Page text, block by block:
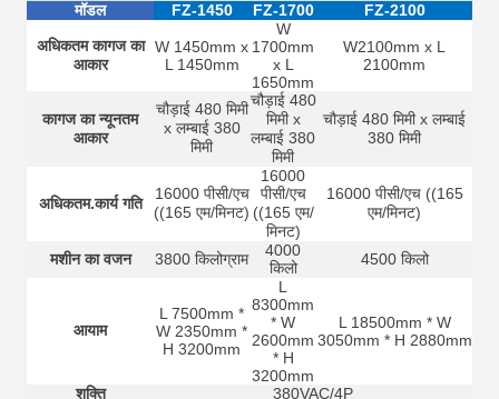
मॉडल FZ-1450 FZ-1700
FZ-2100
अधिकतम कागज का
आकार
W 1450mm x
L 1450mm
W
1700mm
x L
1650mm
W2100mm x L
2100mm
कागज का न्यूनतम
आकार
चौड़ाई 480 मिमी
x लम्बाई 380
मिमी
चौड़ाई 480
मिमी x
लम्बाई 380
मिमी
चौड़ाई 480 मिमी x लम्बाई
380 मिमी
अधिकतम.कार्य गति
16000 पीसी/एच
((165 एम/मिनट)
16000
पीसी/एच
((165 एम/
मिनट)
16000 पीसी/एच ((165
एम/मिनट)
मशीन का वजन 3800 किलोग्राम
4000
किलो
4500 किलो
आयाम
L 7500mm *
W 2350mm *
H 3200mm
L
8300mm
* W
2600mm
* H
3200mm
L 18500mm * W
3050mm * H 2880mm
शक्ति
380VAC/4P